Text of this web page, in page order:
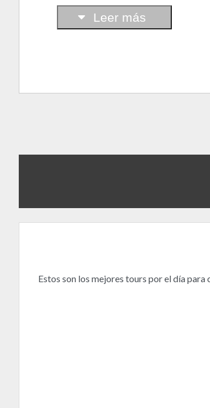
Leer más
Estos son los mejores tours por el día